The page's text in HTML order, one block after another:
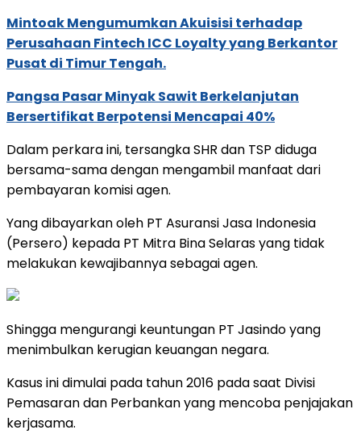
Mintoak Mengumumkan Akuisisi terhadap
Perusahaan Fintech ICC Loyalty yang Berkantor
Pusat di Timur Tengah.
Pangsa Pasar Minyak Sawit Berkelanjutan
Bersertifikat Berpotensi Mencapai 40%
Dalam perkara ini, tersangka SHR dan TSP diduga
bersama-sama dengan mengambil manfaat dari
pembayaran komisi agen.
Yang dibayarkan oleh PT Asuransi Jasa Indonesia
(Persero) kepada PT Mitra Bina Selaras yang tidak
melakukan kewajibannya sebagai agen.
Shingga mengurangi keuntungan PT Jasindo yang
menimbulkan kerugian keuangan negara.
Kasus ini dimulai pada tahun 2016 pada saat Divisi
Pemasaran dan Perbankan yang mencoba penjajakan
kerjasama.